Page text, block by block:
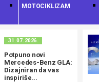
MOTOCIKLIZAM
31. 07. 2026.
Potpuno novi
Mercedes-Benz GLA:
Dizajniran da vas
inspiriše...